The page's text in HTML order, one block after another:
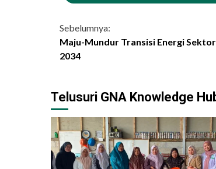
Continue
Reading
Sebelumnya:
Maju-Mundur Transisi Energi
2034
Telusuri GNA Knowledge